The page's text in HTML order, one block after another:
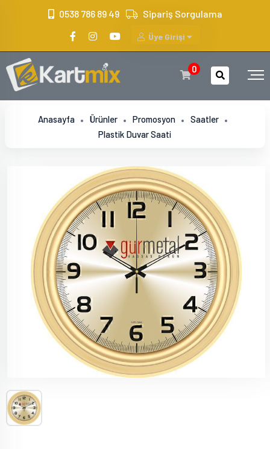
0538 786 89 49 Sipariş Sorgulama
Üye Girişi
0
Anasayfa Ürünler Promosyon
Saatler
Plastik Duvar Saati